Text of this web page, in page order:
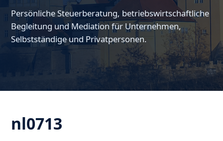
Persönliche Steuerberatung, betriebswirtschaftliche
Begleitung und Mediation für Unternehmen,
Selbstständige und Privatpersonen.
nl0713